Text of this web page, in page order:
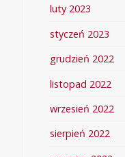
luty 2023
styczeń 2023
grudzień 2022
listopad 2022
wrzesień 2022
sierpień 2022